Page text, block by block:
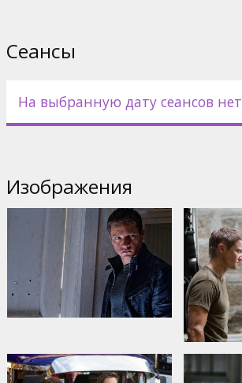
Сеансы
На выбранную дату сеансов нет
Изображения